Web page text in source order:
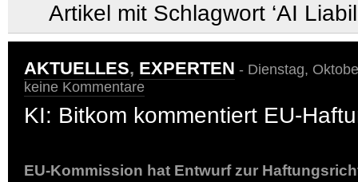
Artikel mit Schlagwort ‘AI
AKTUELLES, EXPERTEN - Dienstag,
keine Kommentare
KI: Bitkom kommentiert EU-
EU-Kommission hat Entwurf zur